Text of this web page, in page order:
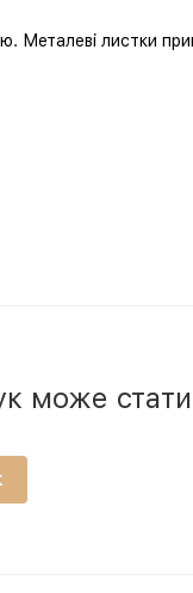
листки
може